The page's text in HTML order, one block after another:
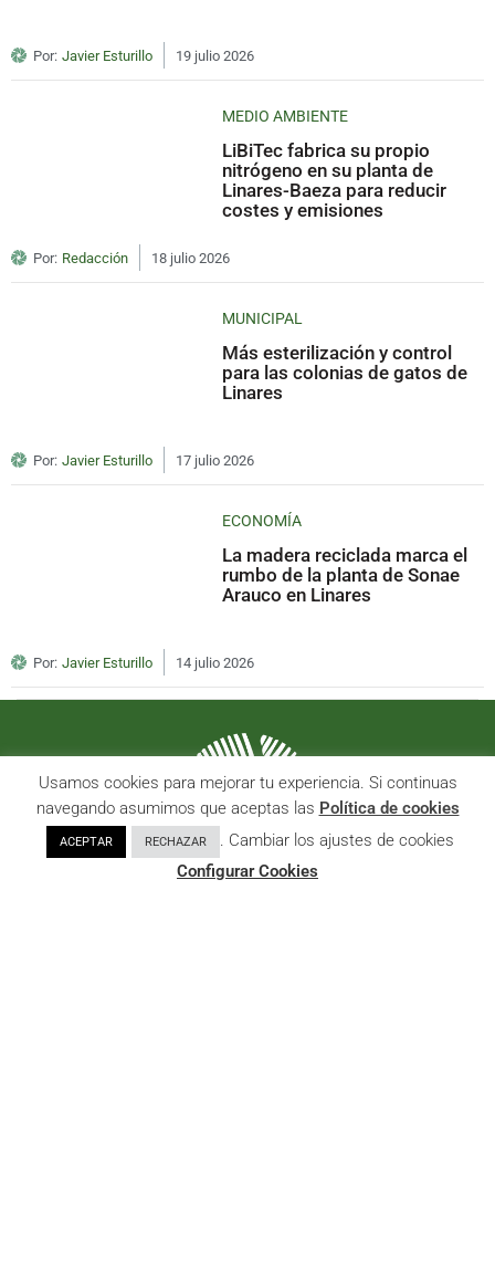
Por: Javier Esturillo 19 julio 2026
MEDIO AMBIENTE
LiBiTec fabrica su propio
nitrógeno en su planta de
Linares-Baeza para reducir
costes y emisiones
Por: Redacción 18 julio 2026
MUNICIPAL
Más esterilización y control
para las colonias de gatos de
Linares
Por: Javier Esturillo 17 julio 2026
ECONOMÍA
La madera reciclada marca el
rumbo de la planta de Sonae
Arauco en Linares
Por: Javier Esturillo 14 julio 2026
Usamos cookies para mejorar tu experiencia. Si continuas
navegando asumimos que aceptas las Política de cookies
ACEPTAR RECHAZAR
. Cambiar los ajustes de cookies
Configurar Cookies